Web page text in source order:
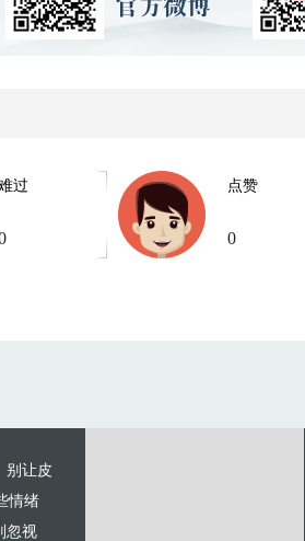
过 点赞
0
别让皮
情绪
忽视